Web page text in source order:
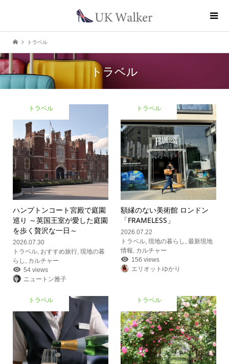
トラベル
トラベル
トラベル
ハンプトンコート宮殿で庭園
巡り ～英国王室が愛した庭園
を歩く贅沢な一日～
2026.07.30
トラベル, おすすめ旅行, 現地の暮
らし
カルチャー
54 views
ニュートン雅子
トラベル
額縁のない美術館 ロンドン
「FRAMELESS」
2026.07.22
トラベル ,現地の暮らし ,最新現地
情報 カルチャー
156 views
エリオットゆかり
トラベル トラベル